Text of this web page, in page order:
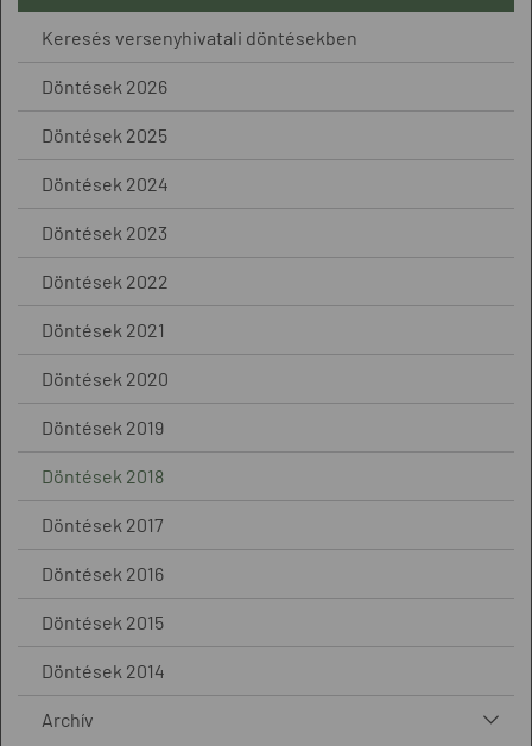
Keresés versenyhivatali döntésekben
Döntések 2026
Döntések 2025
Döntések 2024
Döntések 2023
Döntések 2022
Döntések 2021
Döntések 2020
Döntések 2019
Döntések 2018
Döntések 2017
Döntések 2016
Döntések 2015
Döntések 2014
Archív